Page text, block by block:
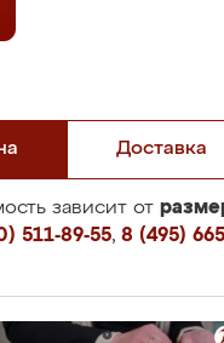
Доставка
зависит от
511-89-55, 8 (495)